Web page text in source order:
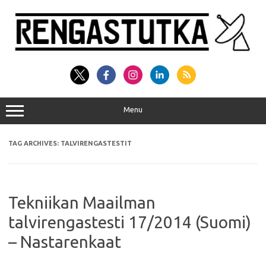
content
Menu
TAG ARCHIVES: TALVIRENGASTESTIT
Tekniikan Maailman
talvirengastesti 17/2014 (Suomi)
– Nastarenkaat